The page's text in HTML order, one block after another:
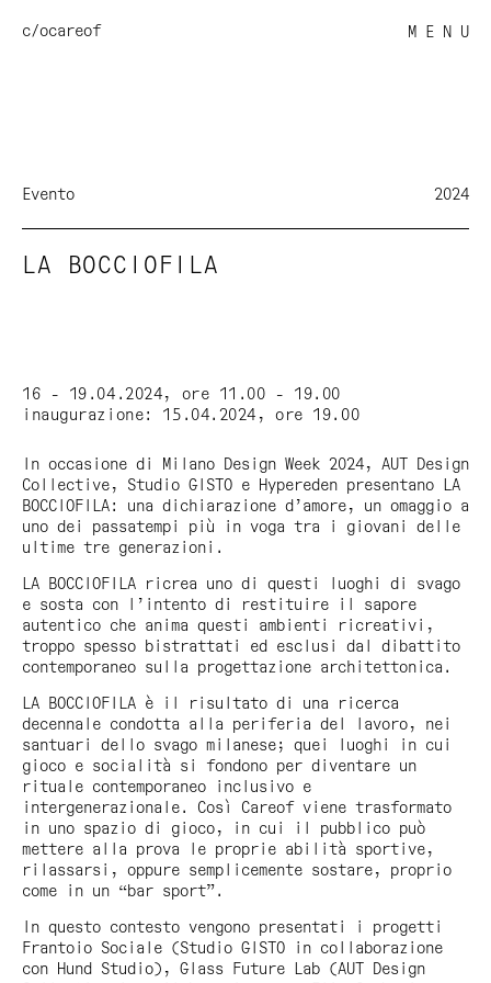
c/ocareof M E N U
Evento 2024
LA BOCCIOFILA
16 - 19.04.2024, ore 11.00 - 19.00
inaugurazione: 15.04.2024, ore 19.00
In occasione di Milano Design Week 2024, AUT Design
Collective, Studio GISTO e Hypereden presentano LA
BOCCIOFILA: una dichiarazione d’amore, un omaggio a
uno dei passatempi più in voga tra i giovani delle
ultime tre generazioni.
LA BOCCIOFILA ricrea uno di questi luoghi di svago
e sosta con l’intento di restituire il sapore
autentico che anima questi ambienti ricreativi,
troppo spesso bistrattati ed esclusi dal dibattito
contemporaneo sulla progettazione architettonica.
LA BOCCIOFILA è il risultato di una ricerca
decennale condotta alla periferia del lavoro, nei
santuari dello svago milanese; quei luoghi in cui
gioco e socialità si fondono per diventare un
rituale contemporaneo inclusivo e
intergenerazionale. Così Careof viene trasformato
in uno spazio di gioco, in cui il pubblico può
mettere alla prova le proprie abilità sportive,
rilassarsi, oppure semplicemente sostare, proprio
come in un “bar sport”.
In questo contesto vengono presentati i progetti
Frantoio Sociale (Studio GISTO in collaborazione
con Hund Studio), Glass Future Lab (AUT Design